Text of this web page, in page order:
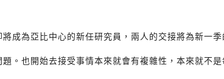
成為亞比中心的新任研究員，兩人的交接將為新一季
。也開始去接受事情本來就會有複雜性，本來就不